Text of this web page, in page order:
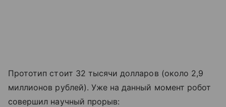
Прототип стоит 32 тысячи долларов (около 2,9
миллионов рублей). Уже на данный момент робот
совершил научный прорыв: